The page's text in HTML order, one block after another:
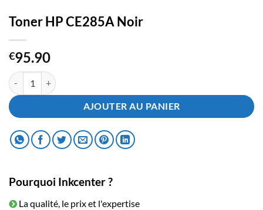
Toner HP CE285A Noir
€95.90
quantité de Toner HP CE285A Noir
AJOUTER AU PANIER
Pourquoi Inkcenter ?
La qualité, le prix et l'expertise